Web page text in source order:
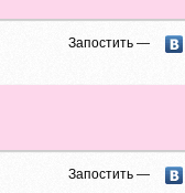
Запостить —
Запостить —